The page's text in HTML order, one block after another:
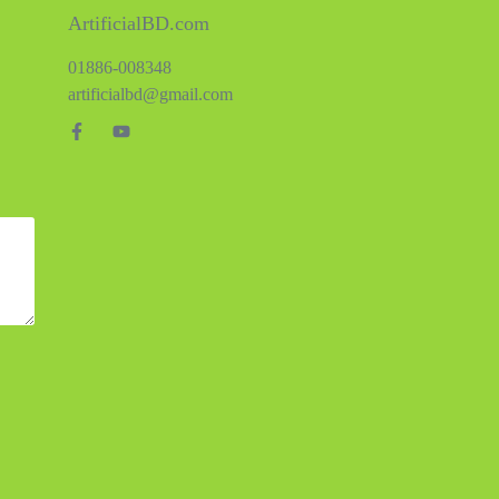
ArtificialBD.com
01886-008348
artificialbd@gmail.com